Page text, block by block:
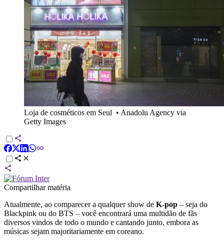
Loja de cosméticos em Seul • Anadolu Agency via
Getty Images
Compartilhar matéria
Atualmente, ao comparecer a qualquer show de K-pop – seja do
Blackpink ou do BTS – você encontrará uma multidão de fãs
diversos vindos de todo o mundo e cantando junto, embora as
músicas sejam majoritariamente em coreano.